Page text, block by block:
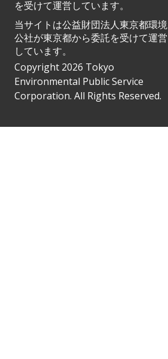
を受けて運営しています。
当サイトは公益財団法人東京都環境
公社が東京都から委託を受けて運営
しています。
Copyright 2026 Tokyo
Environmental Public Service
Corporation. All Rights Reserved.